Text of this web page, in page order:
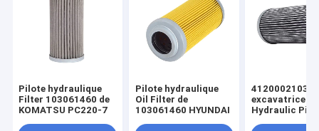
Pilote hydraulique
Filter 103061460 de
KOMATSU PC220-7
Pilote hydraulique
Oil Filter de
103061460 HYUNDAI
excavatrice
Hydraulic